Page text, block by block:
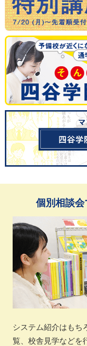
個別相談
システム紹介はもち
覧、校舎見学などを